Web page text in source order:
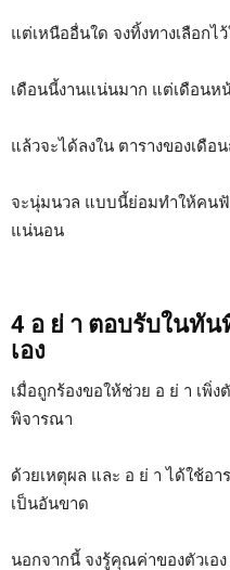
แต่เหนืออื่นใด จงทิ้งทางเลือก
เดือนนี้งานแน่นมาก แต่เดือนห
แล้วจะได้ลงใน ตารางของเดือ
จะนุ่มนวล แบบนี้ย่อมทำให้คนฟั
แน่นอน
4 อ ย่ า ตอบรับในทั
เอง
เมื่อถูกร้องขอให้ช่วย อ ย่ า เพิ่
พิจารณา
ด้วยเหตุผล และ อ ย่ า ได้ใช้อา
เป็นอันขาด
นอกจากนี้ จงรู้คุณค่าของตัวเอ